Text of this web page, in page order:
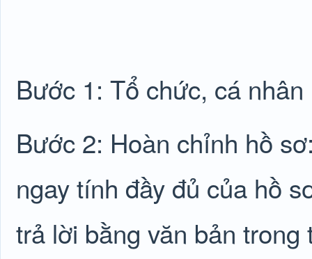
Bước 1: Tổ chức, cá
Bước 2: Hoàn chỉnh hồ
ngay tính đầy đủ của hồ
trả lời bằng văn bản